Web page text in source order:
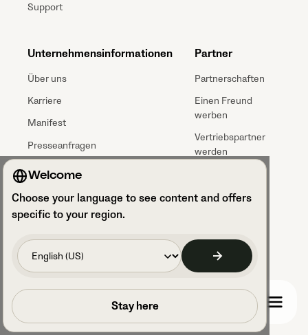
Buche einen Anruf
Welcome
Choose your language to see content and offers
specific to your region.
Stay here
Support
Unternehmensinformationen
Über uns
Karriere
Manifest
Presseanfragen
Blog
Fallstudien von Kunden
Aufnahme-Bibliothek
Partner
Partnerschaften
Einen Freund
werben
Vertriebspartner
werden